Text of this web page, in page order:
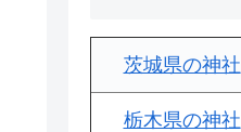
茨城県の神社
栃木県の神社